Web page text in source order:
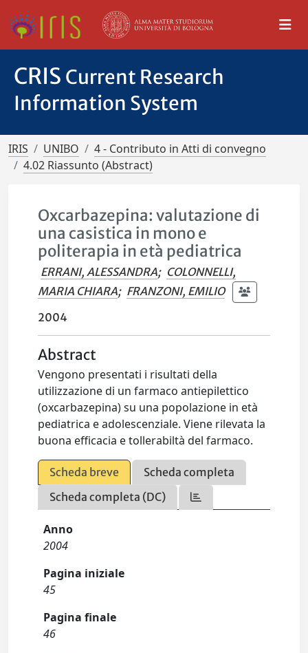
CRIS Current Research
Information System
IRIS UNIBO
4 - Contributo in Atti di convegno
4.02 Riassunto (Abstract)
Oxcarbazepina: valutazione di
una casistica in mono e
politerapia in età pediatrica
ERRANI, ALESSANDRA; COLONNELLI,
MARIA CHIARA; FRANZONI, EMILIO
2004
Abstract
Vengono presentati i risultati della
utilizzazione di un farmaco antiepilettico
(oxcarbazepina) su una popolazione in età
pediatrica e adolescenziale. Viene rilevata la
buona efficacia e tollerabiltà del farmaco.
Scheda breve
Scheda completa
Scheda completa (DC)
Anno
2004
Pagina iniziale
45
Pagina finale
46